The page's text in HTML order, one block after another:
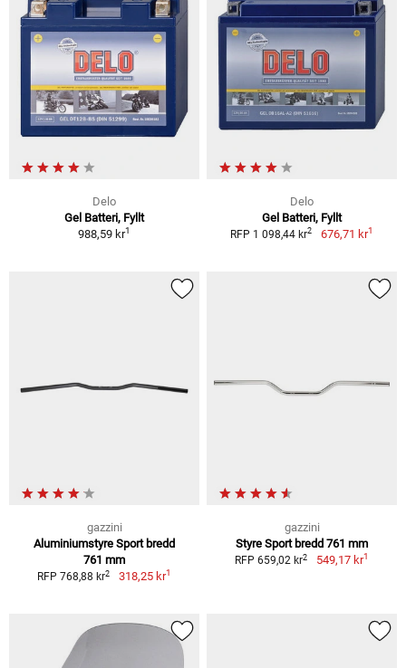
Delo
Gel Batteri, Fyllt
988,59 kr1
Delo
Gel Batteri, Fyllt
RFP 1 098,44 kr2 676,71 kr1
gazzini
Aluminiumstyre Sport bredd
761 mm
RFP 768,88 kr2 318,25 kr1
gazzini
Styre Sport bredd 761 mm
RFP 659,02 kr2 549,17 kr1